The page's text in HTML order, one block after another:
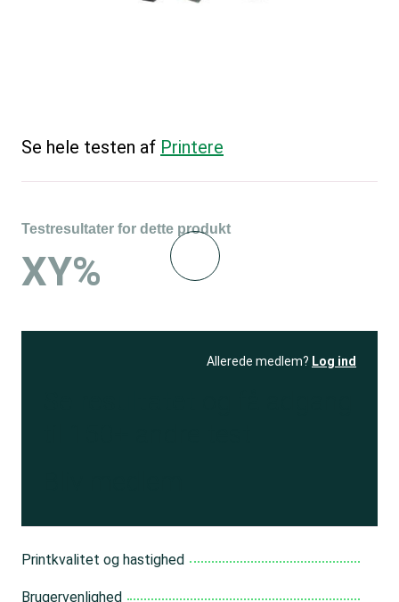
Se hele testen af Printere
Testresultater for dette produkt
XY%
Allerede medlem? Log ind
Printkvalitet og hastighed
Brugervenlighed